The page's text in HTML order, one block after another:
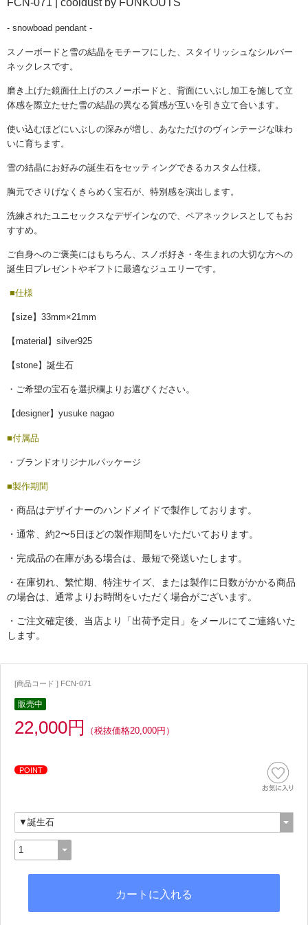
FCN-071 | cooldust by FUNKOUTS
- snowboad pendant -
スノーボードと雪の結晶をモチーフにした、スタイリッシュなシルバー
ネックレスです。
磨き上げた鏡面仕上げのスノーボードと、背面にいぶし加工を施して立
体感を際立たせた雪の結晶の異なる質感が互いを引き立て合います。
使い込むほどにいぶしの深みが増し、あなただけのヴィンテージな味わ
いに育ちます。
雪の結晶にお好みの誕生石をセッティングできるカスタム仕様。
胸元でさりげなくきらめく宝石が、特別感を演出します。
洗練されたユニセックスなデザインなので、ペアネックレスとしてもお
すすめ。
ご自身へのご褒美にはもちろん、スノボ好き・冬生まれの大切な方への
誕生日プレゼントやギフトに最適なジュエリーです。
■仕様
【size】33mm×21mm
【material】silver925
【stone】誕生石
・ご希望の宝石を選択欄よりお選びください。
【designer】yusuke nagao
■付属品
・ブランドオリジナルパッケージ
■製作期間
・商品はデザイナーのハンドメイドで製作しております。
・通常、約2〜5日ほどの製作期間をいただいております。
・完成品の在庫がある場合は、最短で発送いたします。
・在庫切れ、繁忙期、特注サイズ、または製作に日数がかかる商品
の場合は、通常よりお時間をいただく場合がございます。
・ご注文確定後、当店より「出荷予定日」をメールにてご連絡いた
します。
[商品コード ] FCN-071
販売中
22,000円 （税抜価格20,000円）
POINT